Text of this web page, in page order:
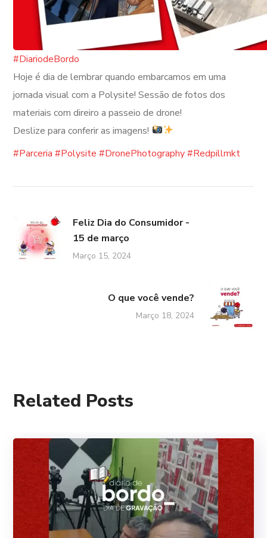
#DiariodeBordo
Hoje é dia de lembrar quando embarcamos em uma
jornada visual com a Polysite! Sessão de fotos dos
materiais com direiro a passeio de drone!
Deslize para conferir as imagens!
#Parceria #Polysite #DronePhotography #Redpillmkt
Feliz Dia do Consumidor -
15 de março
Março 15, 2024
O que você vende?
Março 18, 2024
Related Posts